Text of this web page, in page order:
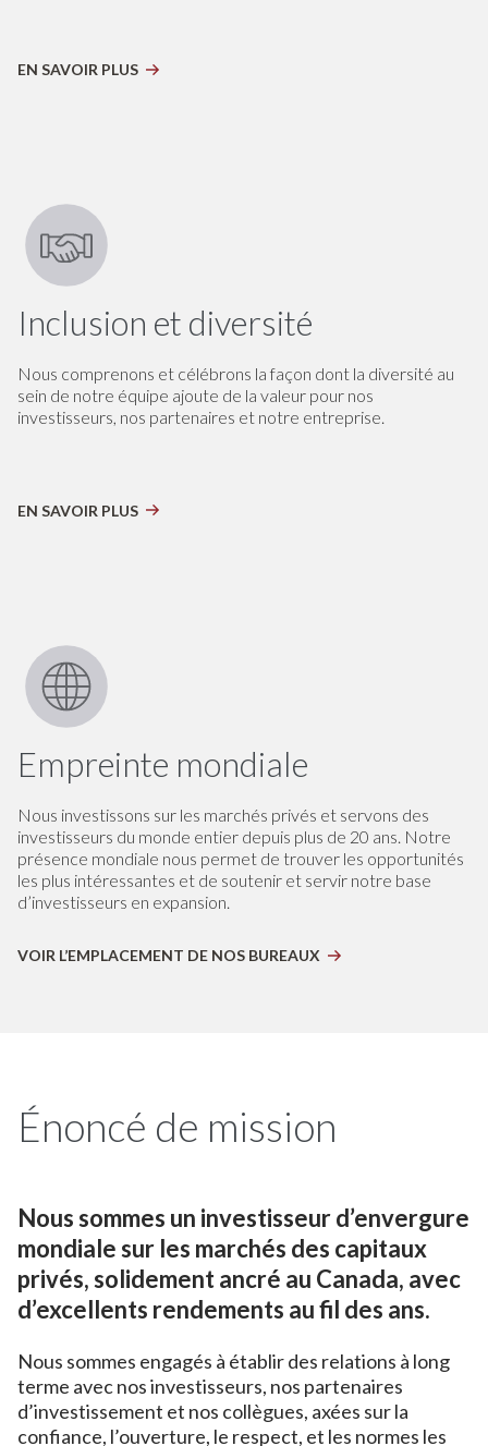
EN SAVOIR PLUS
Inclusion et diversité
Nous comprenons et célébrons la façon dont la diversité au
sein de notre équipe ajoute de la valeur pour nos
investisseurs, nos partenaires et notre entreprise.
EN SAVOIR PLUS
Empreinte mondiale
Nous investissons sur les marchés privés et servons des
investisseurs du monde entier depuis plus de 20 ans. Notre
présence mondiale nous permet de trouver les opportunités
les plus intéressantes et de soutenir et servir notre base
d’investisseurs en expansion.
VOIR L’EMPLACEMENT DE NOS BUREAUX
Énoncé de mission
Nous sommes un investisseur d’envergure
mondiale sur les marchés des capitaux
privés, solidement ancré au Canada, avec
d’excellents rendements au fil des ans.
Nous sommes engagés à établir des relations à long
terme avec nos investisseurs, nos partenaires
d’investissement et nos collègues, axées sur la
confiance, l’ouverture, le respect, et les normes les